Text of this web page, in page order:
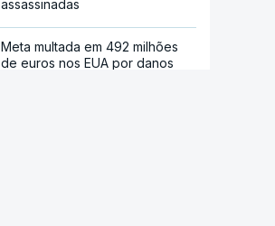
assassinadas
Meta multada em 492 milhões
de euros nos EUA por danos